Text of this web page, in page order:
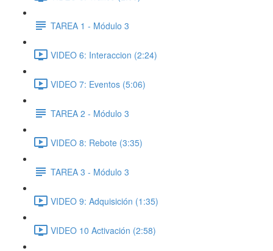
TAREA 1 - Módulo 3
VIDEO 6: Interaccion (2:24)
VIDEO 7: Eventos (5:06)
TAREA 2 - Módulo 3
VIDEO 8: Rebote (3:35)
TAREA 3 - Módulo 3
VIDEO 9: Adquisición (1:35)
VIDEO 10 Activación (2:58)